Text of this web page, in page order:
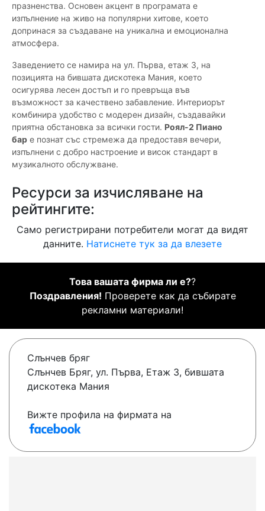
празненства. Основен акцент в програмата е
изпълнение на живо на популярни хитове, което
допринася за създаване на уникална и емоционална
атмосфера.
Заведението се намира на ул. Първа, етаж 3, на
позицията на бившата дискотека Мания, което
осигурява лесен достъп и го превръща във
възможност за качествено забавление. Интериорът
комбинира удобство с модерен дизайн, създавайки
приятна обстановка за всички гости. Роял-2 Пиано
бар е познат със стремежа да предоставя вечери,
изпълнени с добро настроение и висок стандарт в
музикалното обслужване.
Ресурси за изчисляване на
рейтингите:
Само регистрирани потребители могат да видят
данните. Натиснете тук за да влезете
Това вашата фирма ли е??
Поздравления! Проверете как да събирате
рекламни материали!
Слънчев бряг
Слънчев Бряг, ул. Първа, Етаж 3, бившата
дискотека Мания
Вижте профила на фирмата на